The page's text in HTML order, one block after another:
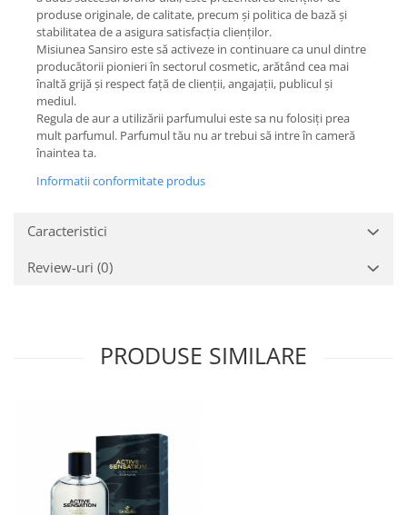
produse originale, de calitate, precum și politica de bază și
stabilitatea de a asigura satisfacția clienților.
Misiunea Sansiro este să activeze in continuare ca unul dintre
producătorii pionieri în sectorul cosmetic, arătând cea mai
înaltă grijă și respect față de clienții, angajații, publicul și
mediul.
Regula de aur a utilizării parfumului este sa nu folosiți prea
mult parfumul. Parfumul tău nu ar trebui să intre în cameră
înaintea ta.
Informatii conformitate produs
Caracteristici
Review-uri (0)
PRODUSE SIMILARE